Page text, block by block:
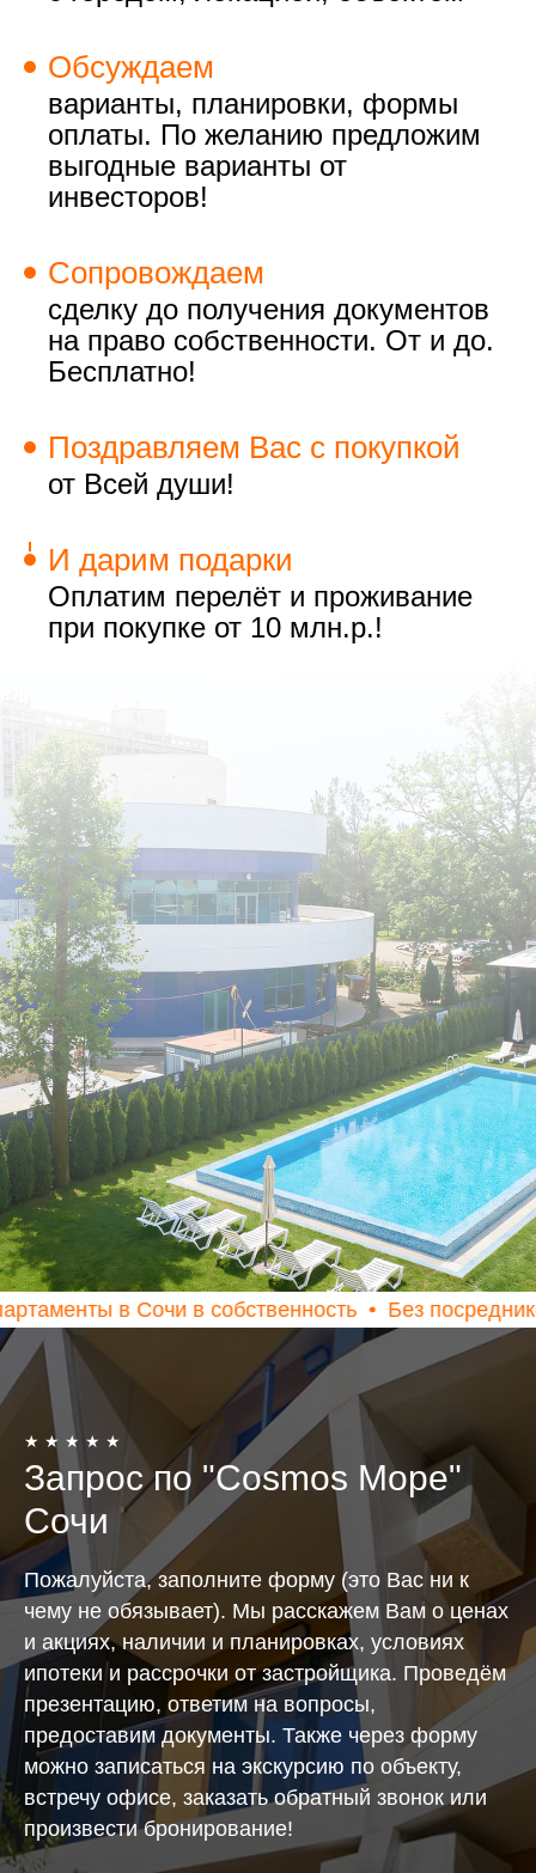
Обсуждаем
варианты, планировки, формы
оплаты. По желанию предложим
выгодные варианты от
инвесторов!
Сопровождаем
сделку до получения документов
на право собственности. От и до.
Бесплатно!
Поздравляем Вас с покупкой
от Всей души!
И дарим подарки
Оплатим перелёт и проживание
при покупке от 10 млн.р.!
в Сочи в собственность Без посредников
★ ★ ★ ★ ★
Запрос по "Cosmos Море"
Сочи
Пожалуйста, заполните форму (это Вас ни к
чему не обязывает). Мы расскажем Вам о ценах
и акциях, наличии и планировках, условиях
ипотеки и рассрочки от застройщика. Проведём
презентацию, ответим на вопросы,
предоставим документы. Также через форму
можно записаться на экскурсию по объекту,
встречу офисе, заказать обратный звонок или
произвести бронирование!